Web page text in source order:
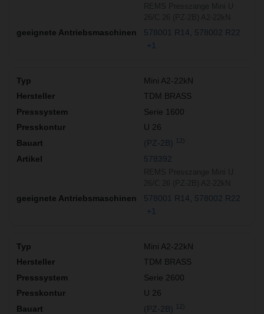
578001 R14
578002 R22
+1
Mini A2-22kN
TDM BRASS
Serie 1600
U 26
(PZ-2B)
12)
578392
578001 R14
578002 R22
+1
Mini A2-22kN
TDM BRASS
Serie 2600
U 26
(PZ-2B)
12)